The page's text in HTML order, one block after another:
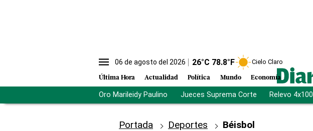
06 de agosto del 2026 26°C 78.8°F Cielo Claro
Última Hora Actualidad Política Mundo Economía
Oro Marileidy Paulino Jueces Suprema Corte Relevo 4x100
Portada Deportes Béisbol